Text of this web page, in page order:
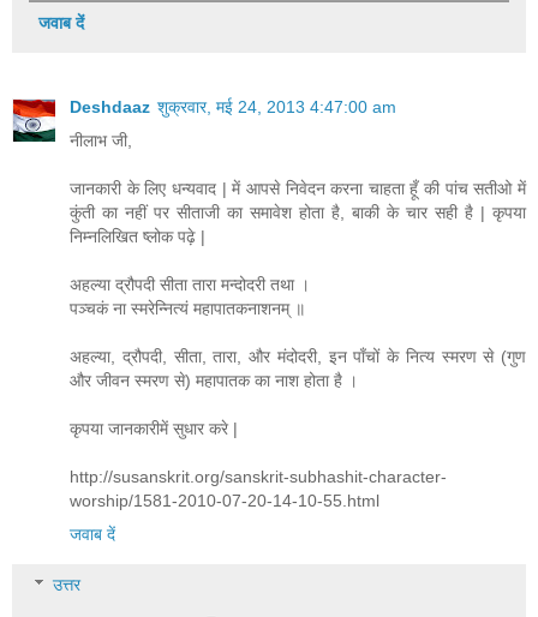
जवाब दें
Deshdaaz शुक्रवार, मई 24, 2013 4:47:00 am
नीलाभ जी,
जानकारी के लिए धन्यवाद | में आपसे निवेदन करना चाहता हूँ की पांच सतीओ में
कुंती का नहीं पर सीताजी का समावेश होता है, बाकी के चार सही है | कृपया
निम्नलिखित ष्लोक पढ़े |
अहल्या द्रौपदी सीता तारा मन्दोदरी तथा ।
पञ्चकं ना स्मरेन्नित्यं महापातकनाशनम् ॥
अहल्या, द्रौपदी, सीता, तारा, और मंदोदरी, इन पाँचों के नित्य स्मरण से (गुण
और जीवन स्मरण से) महापातक का नाश होता है ।
कृपया जानकारीमें सुधार करे |
http://susanskrit.org/sanskrit-subhashit-character-
worship/1581-2010-07-20-14-10-55.html
जवाब दें
उत्तर